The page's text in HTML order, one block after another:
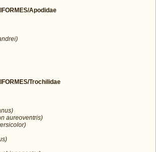
Apodidae
Trochilidae
aureoventris)